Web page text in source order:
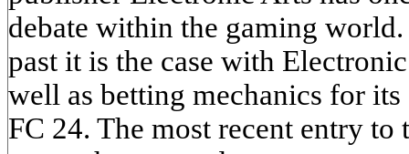
debate within the gaming
past it is the case with
well as betting mechanics for its
FC 24. The most recent entry